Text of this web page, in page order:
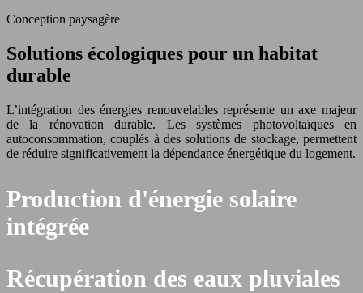
Conception paysagère
Solutions écologiques pour un habitat
durable
L’intégration des énergies renouvelables représente un axe majeur
de la rénovation durable. Les systèmes photovoltaïques en
autoconsommation, couplés à des solutions de stockage, permettent
de réduire significativement la dépendance énergétique du logement.
Production d'énergie solaire
intégrée
Récupération des eaux pluviales